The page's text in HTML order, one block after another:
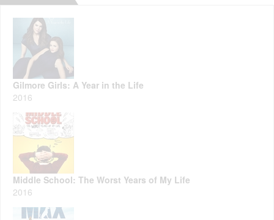
Gilmore Girls: A Year in the Life
2016
Middle School: The Worst Years of My Life
2016